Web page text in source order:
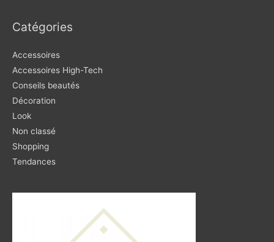
Catégories
Accessoires
Accessoires High-Tech
Conseils beautés
Décoration
Look
Non classé
Shopping
Tendances